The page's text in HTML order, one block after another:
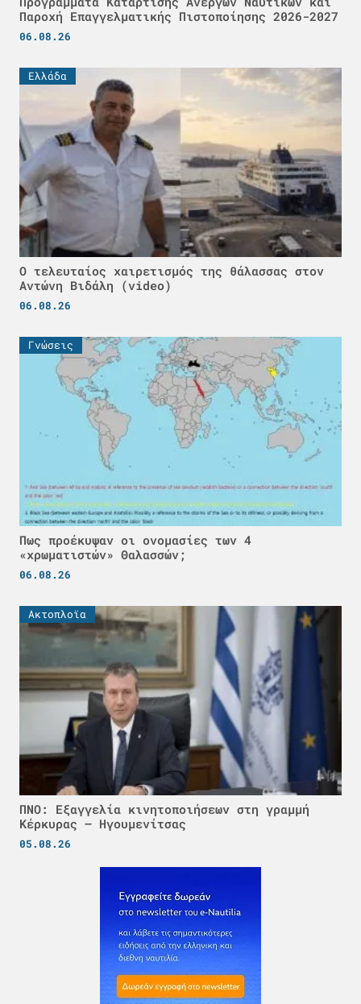
Παροχή Επαγγελματικής Πιστοποίησης 2026-2027
06.08.26
Ελλάδα
Ο τελευταίος χαιρετισμός της θάλασσας στον
Αντώνη Βιδάλη (video)
06.08.26
Γνώσεις
Πως προέκυψαν οι ονομασίες των 4
«χρωματιστών» Θαλασσών;
06.08.26
Ακτοπλοϊα
ΠΝΟ: Εξαγγελία κινητοποιήσεων στη γραμμή
Κέρκυρας – Ηγουμενίτσας
05.08.26